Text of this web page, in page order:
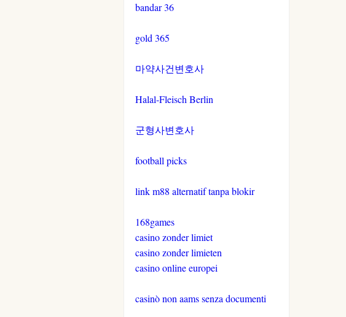
bandar 36
gold 365
마약사건변호사
Halal-Fleisch Berlin
군형사변호사
football picks
link m88 alternatif tanpa blokir
168games
casino zonder limiet
casino zonder limieten
casino online europei
casinò non aams senza documenti